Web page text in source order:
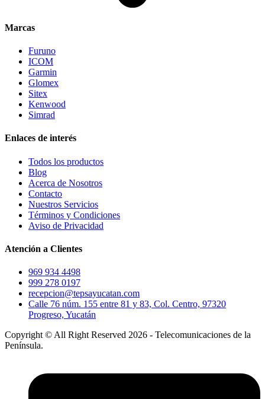
Marcas
Furuno
ICOM
Garmin
Glomex
Sitex
Kenwood
Simrad
Enlaces de interés
Todos los productos
Blog
Acerca de Nosotros
Contacto
Nuestros Servicios
Términos y Condiciones
Aviso de Privacidad
Atención a Clientes
969 934 4498
999 278 0197
recepcion@tepsayucatan.com
Calle 76 núm. 155 entre 81 y 83, Col. Centro, 97320
Progreso, Yucatán
Copyright © All Right Reserved 2026 - Telecomunicaciones de la
Península.